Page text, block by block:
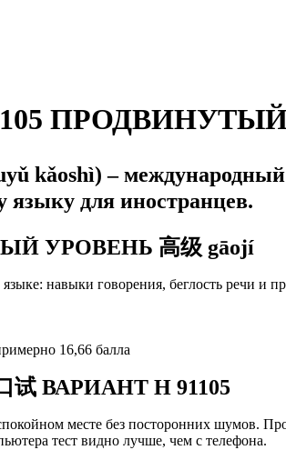
kǎoshì) –
языку для иностранцев.
УРОВЕНЬ 高级 gāojí
навыки говорения, беглость речи и
16,66 балла
试 ВАРИАНТ H 91105
месте без посторонних шумов.
тест видно лучше, чем с телефона.